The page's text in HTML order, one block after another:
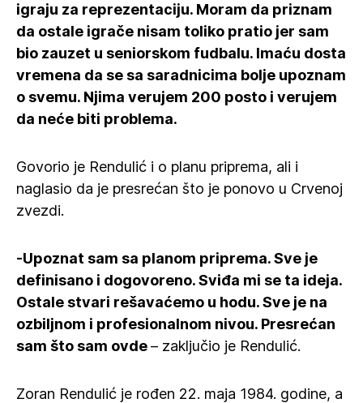
igraju za reprezentaciju. Moram da priznam
da ostale igrače nisam toliko pratio jer sam
bio zauzet u seniorskom fudbalu. Imaću dosta
vremena da se sa saradnicima bolje upoznam
o svemu. Njima verujem 200 posto i verujem
da neće biti problema.
Govorio je Rendulić i o planu priprema, ali i
naglasio da je presrećan što je ponovo u Crvenoj
zvezdi.
-Upoznat sam sa planom priprema. Sve je
definisano i dogovoreno. Sviđa mi se ta ideja.
Ostale stvari rešavaćemo u hodu. Sve je na
ozbiljnom i profesionalnom nivou. Presrećan
sam što sam ovde– zaključio je Rendulić.
Zoran Rendulić je rođen 22. maja 1984. godine, a